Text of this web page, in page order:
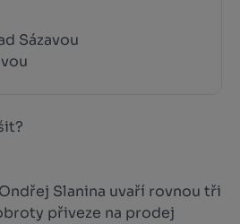
Sázavou
Slanina uvaří rovnou tři
přiveze na prodej